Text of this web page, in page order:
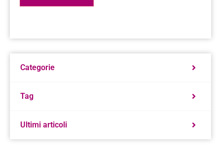
Categorie
Tag
Ultimi articoli